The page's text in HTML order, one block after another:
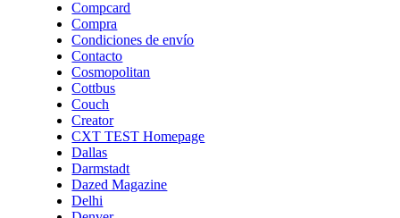
Compcard
Compra
Condiciones de envío
Contacto
Cosmopolitan
Cottbus
Couch
Creator
CXT TEST Homepage
Dallas
Darmstadt
Dazed Magazine
Delhi